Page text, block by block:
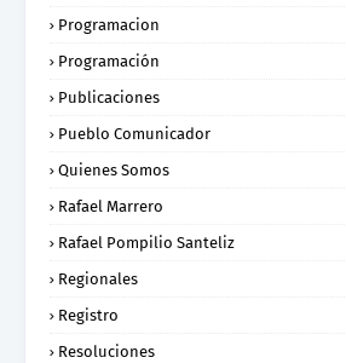
Programacion
Programación
Publicaciones
Pueblo Comunicador
Quienes Somos
Rafael Marrero
Rafael Pompilio Santeliz
Regionales
Registro
Resoluciones